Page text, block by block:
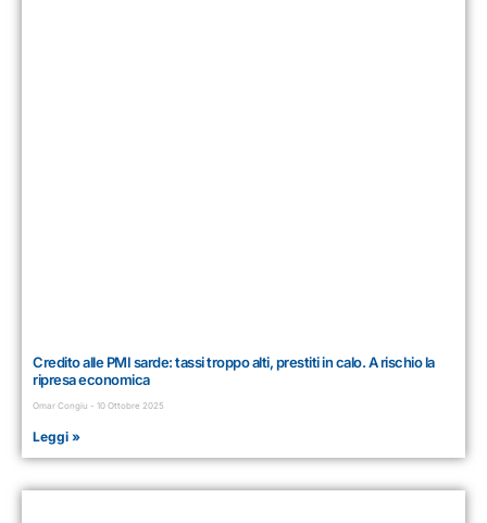
Credito alle PMI sarde: tassi troppo alti, prestiti in calo. A rischio la
ripresa economica
Omar Congiu 10 Ottobre 2025
Leggi »